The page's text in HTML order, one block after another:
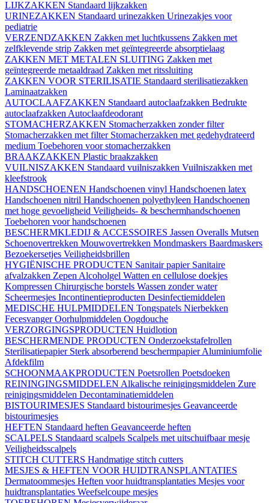
LIJKZAKKEN Standaard lijkzakken
URINEZAKKEN Standaard urinezakken Urinezakjes voor
pediatrie
VERZENDZAKKEN Zakken met luchtkussens Zakken met
zelfklevende strip Zakken met geïntegreerde absorptielaag
ZAKKEN MET METALEN SLUITING Zakken met
geïntegreerde metaaldraad Zakken met ritssluiting
ZAKKEN VOOR STERILISATIE Standaard sterilisatiezakken
Laminaatzakken
AUTOCLAAFZAKKEN Standaard autoclaafzakken Bedrukte
autoclaafzakken Autoclaafdeodorant
STOMACHERZAKKEN Stomacherzakken zonder filter
Stomacherzakken met filter Stomacherzakken met gedehydrateerd
medium Toebehoren voor stomacherzakken
BRAAKZAKKEN Plastic braakzakken
VUILNISZAKKEN Standaard vuilniszakken Vuilniszakken met
kleefstrook
HANDSCHOENEN Handschoenen vinyl Handschoenen latex
Handschoenen nitril Handschoenen polyethyleen Handschoenen
met hoge gevoeligheid Veiligheids- & beschermhandschoenen
Toebehoren voor handschoenen
BESCHERMKLEDIJ & ACCESSOIRES Jassen Overalls Mutsen
Schoenovertrekken Mouwovertrekken Mondmaskers Baardmaskers
Bezoekersetjes Veiligheidsbrillen
HYGIËNISCHE PRODUCTEN Sanitair papier Sanitaire
afvalzakken Zepen Alcoholgel Watten en cellulose doekjes
Kompressen Chirurgische borstels Wassen zonder water
Scheermesjes Incontinentieproducten Desinfectiemiddelen
MEDISCHE HULPMIDDELEN Tongspatels Nierbekken
FecesvangerOorhulpmiddelen Oogdouche
VERZORGINGSPRODUCTEN Huidlotion
BESCHERMENDE PRODUCTEN Onderzoekstafelrollen
Sterilisatiepapier Sterk absorberend beschermpapierAluminiumfolie
Afdekfilm
SCHOONMAAKPRODUCTEN Poetsrollen Poetsdoeken
REININGINGSMIDDELEN Alkalische reinigingsmiddelen Zure
reinigingsmiddelen Decontaminatiemiddelen
BISTOURIMESJES Standaard bistourimesjes Geavanceerde
bistourimesjes
HEFTEN Standaard heften Geavanceerde heften
SCALPELS Standaard scalpels Scalpels met uitschuifbaar mesje
Veiligheidsscalpels
STITCH CUTTERS Handmatige stitch cutters
MESJES & HEFTEN VOOR HUIDTRANSPLANTATIES
Dermatoommesjes Heften voor huidtransplantaties Mesjes voor
huidtransplantaties Weefselcoupe mesjes